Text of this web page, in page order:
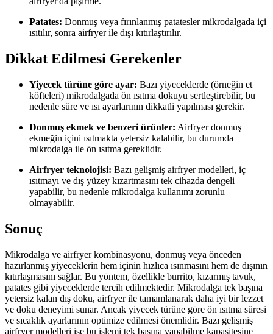
Patates: Donmuş veya fırınlanmış patatesler mikrodalgada içi
ısıtılır, sonra airfryer ile dışı kıtırlaştırılır.
Dikkat Edilmesi Gerekenler
Yiyecek türüne göre ayar: Bazı yiyeceklerde (örneğin et
köfteleri) mikrodalgada ön ısıtma dokuyu sertleştirebilir, bu
nedenle süre ve ısı ayarlarının dikkatli yapılması gerekir.
Donmuş ekmek ve benzeri ürünler: Airfryer donmuş
ekmeğin içini ısıtmakta yetersiz kalabilir, bu durumda
mikrodalga ile ön ısıtma gereklidir.
Airfryer teknolojisi: Bazı gelişmiş airfryer modelleri, iç
ısıtmayı ve dış yüzey kızartmasını tek cihazda dengeli
yapabilir, bu nedenle mikrodalga kullanımı zorunlu
olmayabilir.
Sonuç
Mikrodalga ve airfryer kombinasyonu, donmuş veya önceden
hazırlanmış yiyeceklerin hem içinin hızlıca ısınmasını hem de dışının
kıtırlaşmasını sağlar. Bu yöntem, özellikle burrito, kızarmış tavuk,
patates gibi yiyeceklerde tercih edilmektedir. Mikrodalga tek başına
yetersiz kalan dış doku, airfryer ile tamamlanarak daha iyi bir lezzet
ve doku deneyimi sunar. Ancak yiyecek türüne göre ön ısıtma süresi
ve sıcaklık ayarlarının optimize edilmesi önemlidir. Bazı gelişmiş
airfryer modelleri ise bu işlemi tek başına yapabilme kapasitesine